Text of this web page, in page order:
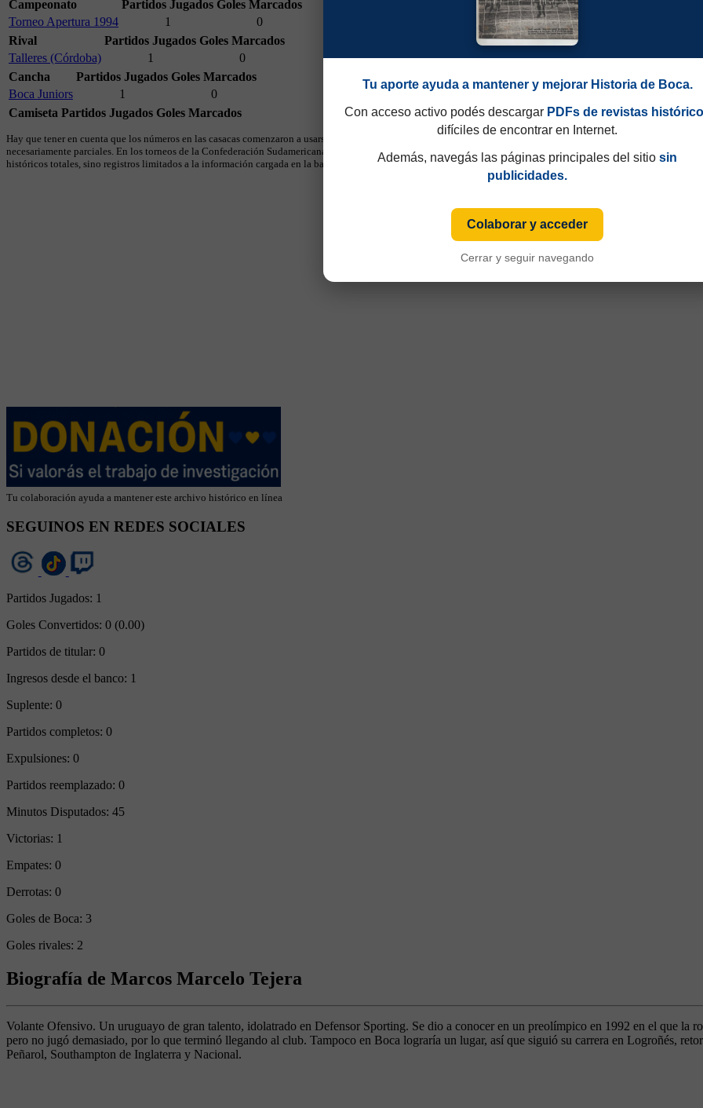
Campeonato
Partidos Jugados Goles Marcados
Torneo Apertura 1994
1
0
Rival
Partidos Jugados Goles Marcados
Talleres (Córdoba)
1
0
Cancha
Partidos Jugados Goles Marcados
Boca Juniors
1
0
Camiseta Partidos Jugados Goles Marcados
Hay que tener en cuenta que los números en las casacas comenzaron a usarse en 1949 y que hasta 1997 eran consecutivos, no fijos. Esa información aparecía sólo
necesariamente parciales. En los torneos de la Confederación Sudamericana se utiliza numeración fija desde sus primeras ediciones y, cuando ese dato está
históricos totales, sino registros limitados a la información cargada en la base.
Tu colaboración ayuda a mantener este archivo histórico en línea
SEGUINOS EN REDES SOCIALES
Partidos Jugados: 1
Goles Convertidos: 0 (0.00)
Partidos de titular: 0
Ingresos desde el banco: 1
Suplente: 0
Partidos completos: 0
Expulsiones: 0
Partidos reemplazado: 0
Minutos Disputados: 45
Victorias: 1
Empates: 0
Derrotas: 0
Goles de Boca: 3
Goles rivales: 2
Biografía de Marcos Marcelo Tejera
Volante Ofensivo. Un uruguayo de gran talento, idolatrado en Defensor Sporting. Se dio a conocer en un preolímpico en 1992 en el que la
pero no jugó demasiado, por lo que terminó llegando al club. Tampoco en Boca lograría un lugar, así que siguió su carrera en Logroñés,
Peñarol, Southampton de Inglaterra y Nacional.
Tu aporte ayuda a mantener y mejorar Historia de Boca.
Con acceso activo podés descargar PDFs de revistas
difíciles de encontrar en Internet.
Además, navegás las páginas principales del sitio sin
publicidades.
Colaborar y acceder
Cerrar y seguir navegando